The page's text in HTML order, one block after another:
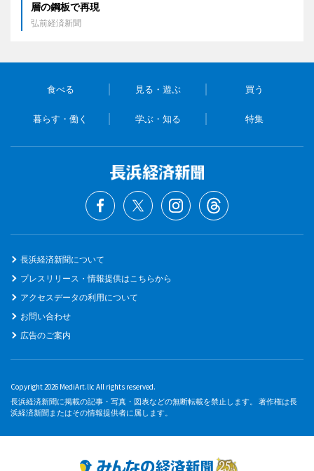
層の鋼板で再現
弘前経済新聞
食べる 見る・遊ぶ 買う
暮らす・働く 学ぶ・知る 特集
長浜経済新聞について
プレスリリース・情報提供はこちらから
アクセスデータの利用について
お問い合わせ
広告のご案内
Copyright 2026 MediArt.llc All rights reserved.
長浜経済新聞に掲載の記事・写真・図表などの無断転載を禁止します。 著作権は長
浜経済新聞またはその情報提供者に属します。